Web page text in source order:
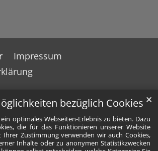
bezüglich Cookies
optimales Webseiten-Erlebnis zu bieten. Dazu
die für das Funktionieren unserer Website
Zustimmung verwenden wir auch Cookies,
Inhalte oder zu anonymen Statistikzwecken
✕
Impressum